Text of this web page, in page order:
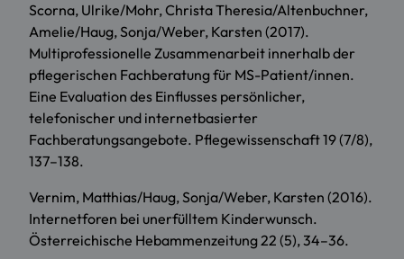
Scorna, Ulrike/Mohr, Christa Theresia/Altenbuchner,
Amelie/Haug, Sonja/Weber, Karsten (2017).
Multiprofessionelle Zusammenarbeit innerhalb der
pflegerischen Fachberatung für MS-Patient/innen.
Eine Evaluation des Einflusses persönlicher,
telefonischer und internetbasierter
Fachberatungsangebote. Pflegewissenschaft 19 (7/8),
137–138.
Vernim, Matthias/Haug, Sonja/Weber, Karsten (2016).
Internetforen bei unerfülltem Kinderwunsch.
Österreichische Hebammenzeitung 22 (5), 34–36.